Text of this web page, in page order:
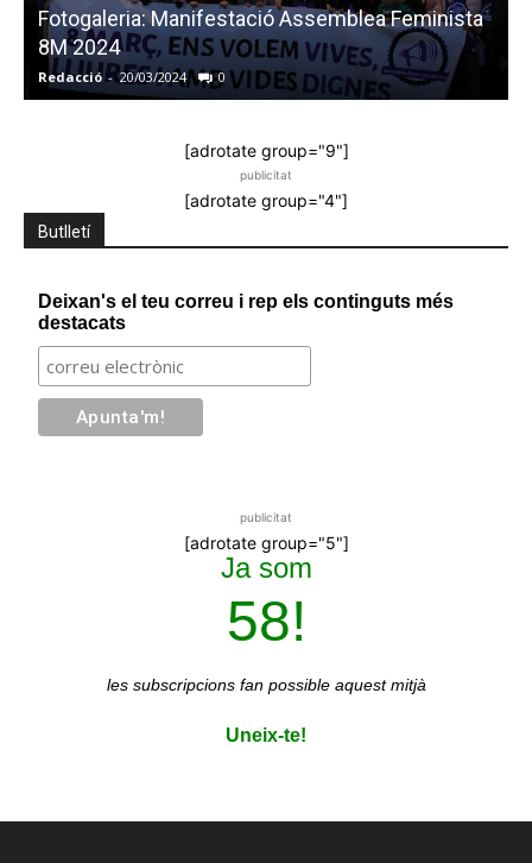
Vídeo: Debat eleccions municipals 2023 a
Barberà del Vallès
admin - 12/05/2023 0
[adrotate group="9"]
publicitat
[adrotate group="4"]
Butlletí
Deixan's el teu correu i rep els continguts més
destacats
publicitat
[adrotate group="5"]
Ja som
58!
les subscripcions fan possible aquest mitjà
Uneix-te!